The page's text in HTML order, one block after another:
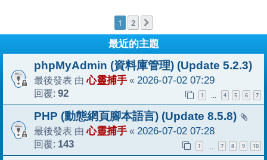
1 2
最近的主題
phpMyAdmin (資料庫管理) (Update 5.2.3)
最後發表 由心靈捕手 « 2026-07-02 07:29
回覆: 92 1 … 4 5 6 7
PHP (動態網頁腳本語言) (Update 8.5.8)
最後發表 由心靈捕手 « 2026-07-02 07:28
回覆: 143 1 7 8 9 10